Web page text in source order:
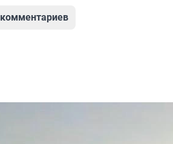
комментариев